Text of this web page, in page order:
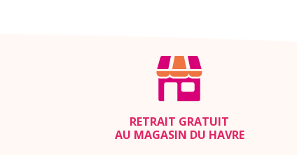
RETRAIT GRATUIT
AU MAGASIN DU HAVRE